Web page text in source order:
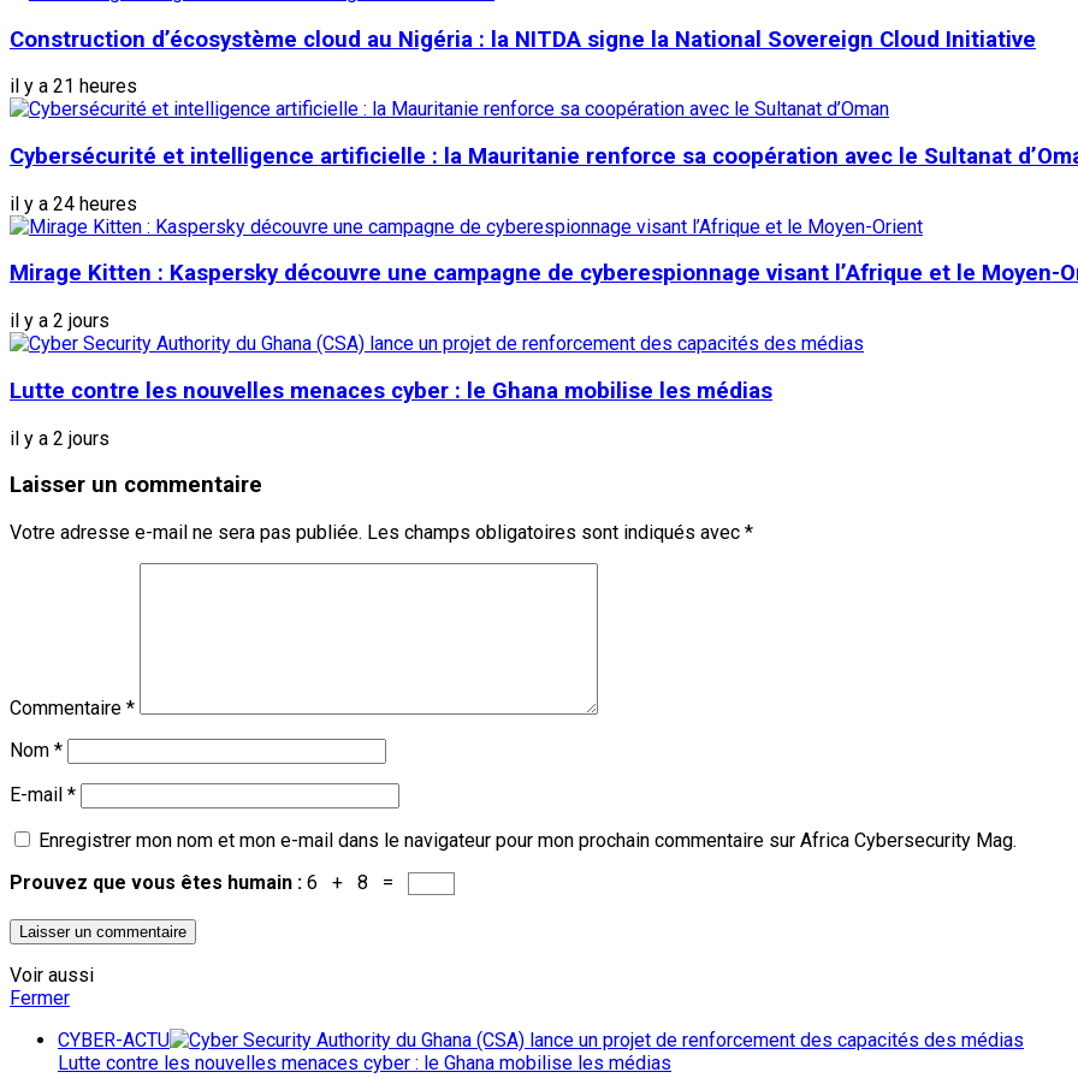
Construction d’écosystème cloud au Nigéria : la NITDA signe la National Sovereign Cloud Initiative
il y a 21 heures
Cybersécurité et intelligence artificielle : la Mauritanie renforce sa coopération avec le Sultanat
il y a 24 heures
Mirage Kitten : Kaspersky découvre une campagne de cyberespionnage visant l’Afrique et le Moyen-
il y a 2 jours
Lutte contre les nouvelles menaces cyber : le Ghana mobilise les médias
il y a 2 jours
Laisser un commentaire
Votre adresse e-mail ne sera pas publiée. Les champs obligatoires sont indiqués avec *
Commentaire *
Nom *
E-mail *
Enregistrer mon nom et mon e-mail dans le navigateur pour mon prochain commentaire sur Africa Cybersecurity Mag.
Prouvez que vous êtes humain : 6 + 8 =
Voir aussi
Fermer
CYBER-ACTU
Lutte contre les nouvelles menaces cyber : le Ghana mobilise les médias